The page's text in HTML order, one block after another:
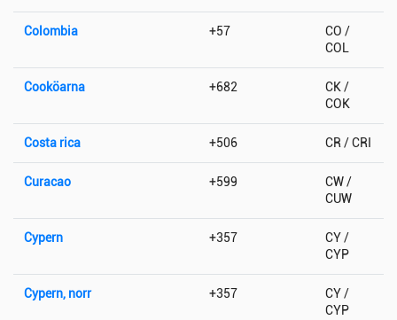
Colombia +57
CO /
COL
Cooköarna +682
CK /
COK
Costa rica +506 CR / CRI
Curacao +599
CW /
CUW
Cypern +357
CY /
CYP
Cypern, norr +357
CY /
CYP